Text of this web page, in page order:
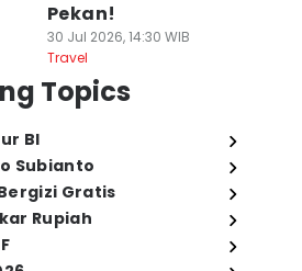
Pekan!
30 Jul 2026, 14:30 WIB
Travel
Topics
BI
Subianto
Gratis
Rupiah